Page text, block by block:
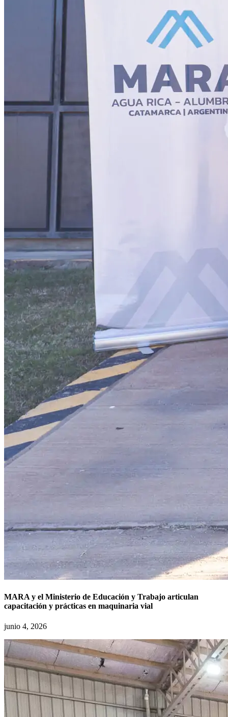
MARA y el Ministerio de Educación y Trabajo articulan
capacitación y prácticas en maquinaria vial
junio 4, 2026